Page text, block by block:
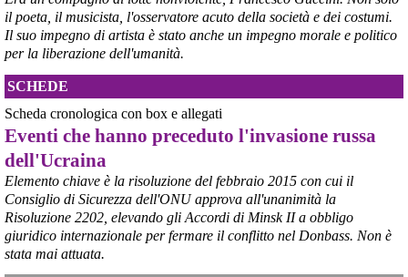
il poeta, il musicista, l'osservatore acuto della società e dei costumi.
Il suo impegno di artista è stato anche un impegno morale e politico
per la liberazione dell'umanità.
SCHEDE
Scheda cronologica con box e allegati
Eventi che hanno preceduto l'invasione russa
dell'Ucraina
Elemento chiave è la risoluzione del febbraio 2015 con cui il
Consiglio di Sicurezza dell'ONU approva all'unanimità la
Risoluzione 2202, elevando gli Accordi di Minsk II a obbligo
giuridico internazionale per fermare il conflitto nel Donbass. Non è
stata mai attuata.